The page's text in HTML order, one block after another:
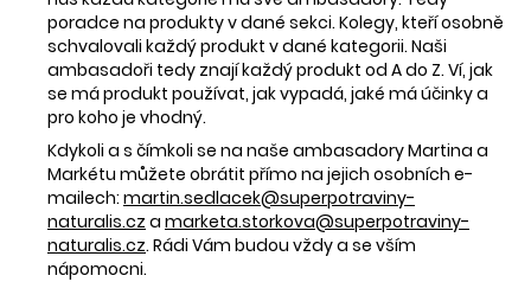
poradce na produkty v dané sekci. Kolegy, kteří osobně
schvalovali každý produkt v dané kategorii. Naši
ambasadoři tedy znají každý produkt od A do Z. Ví, jak
se má produkt používat, jak vypadá, jaké má účinky a
pro koho je vhodný.
Kdykoli a s čímkoli se na naše ambasadory Martina a
Markétu můžete obrátit přímo na jejich osobních e-
mailech: martin.sedlacek@superpotraviny-
naturalis.cz a marketa.storkova@superpotraviny-
naturalis.cz. Rádi Vám budou vždy a se vším
nápomocni.